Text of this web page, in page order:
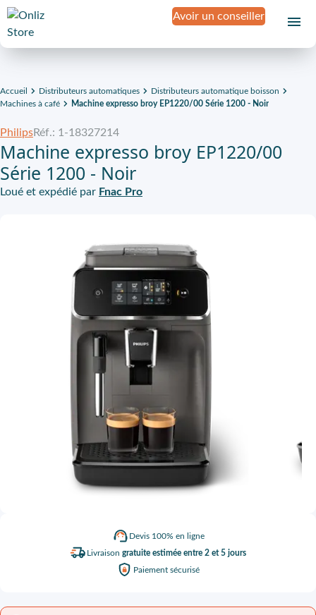
Avoir un conseiller
Accueil Distributeurs automatiques
Distributeurs automatique boisson
Machines à café
Machine expresso broy EP1220/00 Série 1200 - Noir
Devis 100% en ligne
Livraison gratuite estimée entre 2 et 5 jours
Paiement sécurisé
PhilipsRéf.: 1-18327214
Machine expresso broy EP1220/00
Série 1200 - Noir
Loué et expédié par Fnac Pro